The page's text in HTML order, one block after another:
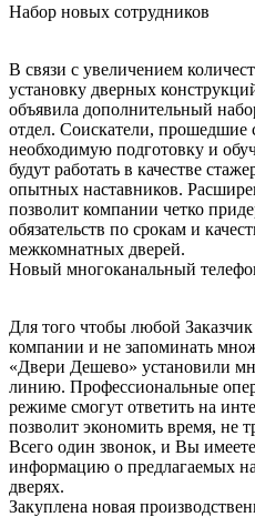
Набор новых сотрудников
В связи с увеличением
установку дверных
объявила дополнительный
отдел. Соискатели, прошедшие
необходимую подготовку и
будут работать в качестве
опытных наставников.
позволит компании четко
обязательств по срокам и
межкомнатных дверей.
Новый многоканальный
Для того чтобы любой
компании и не запоминать
«Двери Дешево» установили
линию. Профессиональные
режиме смогут ответить на
позволит экономить время, не
Всего один звонок, и Вы
информацию о предлагаемых
дверях.
Закуплена новая